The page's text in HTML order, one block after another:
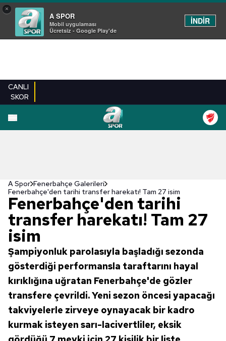
×
A SPOR
Mobil uygulaması
Ücretsiz - Google Play'de
İNDİR
CANLI
SKOR
EN YENILER
A Spor Fenerbahçe Galerileri
Fenerbahçe'den tarihi transfer harekatı! Tam 27 isim
Fenerbahçe'den tarihi
transfer harekatı! Tam 27
isim
Şampiyonluk parolasıyla başladığı sezonda
gösterdiği performansla taraftarını hayal
kırıklığına uğratan Fenerbahçe'de gözler
transfere çevrildi. Yeni sezon öncesi yapacağı
takviyelerle zirveye oynayacak bir kadro
kurmak isteyen sarı-lacivertliler, eksik